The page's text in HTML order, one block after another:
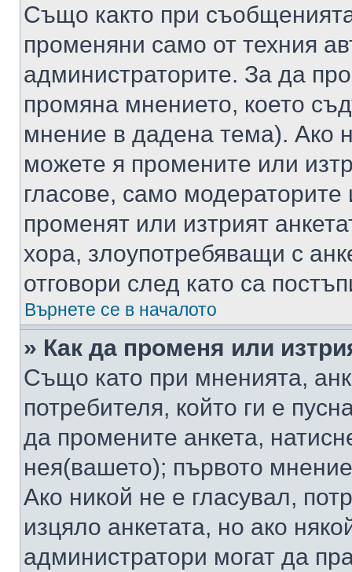
Също както при
променяни само от техния
администраторите. За да
промяна мнението, което
мнение в дадена тема). Ако
можете я промените или
гласове, само
променят или изтрият
хора, злоупотребяващи с
отговори след като са
Върнете се в началото
» Как да променя или
Също като при мненията,
потребителя, който ги е
да промените анкета,
нея(вашето); първото
Ако никой не е гласувал,
изцяло анкетата, но ако
администратори могат да